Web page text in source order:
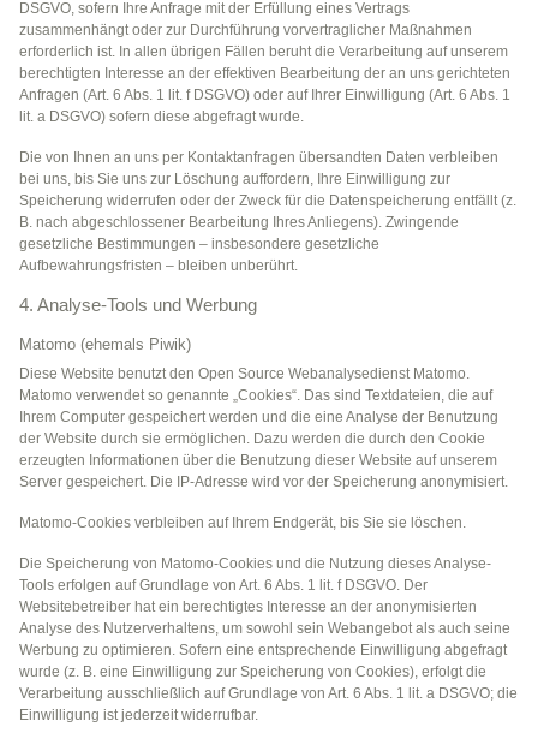
DSGVO, sofern Ihre Anfrage mit der Erfüllung eines Vertrags
zusammenhängt oder zur Durchführung vorvertraglicher Maßnahmen
erforderlich ist. In allen übrigen Fällen beruht die Verarbeitung auf unserem
berechtigten Interesse an der effektiven Bearbeitung der an uns gerichteten
Anfragen (Art. 6 Abs. 1 lit. f DSGVO) oder auf Ihrer Einwilligung (Art. 6 Abs. 1
lit. a DSGVO) sofern diese abgefragt wurde.
Die von Ihnen an uns per Kontaktanfragen übersandten Daten verbleiben
bei uns, bis Sie uns zur Löschung auffordern, Ihre Einwilligung zur
Speicherung widerrufen oder der Zweck für die Datenspeicherung entfällt (z.
B. nach abgeschlossener Bearbeitung Ihres Anliegens). Zwingende
gesetzliche Bestimmungen – insbesondere gesetzliche
Aufbewahrungsfristen – bleiben unberührt.
4. Analyse-Tools und Werbung
Matomo (ehemals Piwik)
Diese Website benutzt den Open Source Webanalysedienst Matomo.
Matomo verwendet so genannte „Cookies“. Das sind Textdateien, die auf
Ihrem Computer gespeichert werden und die eine Analyse der Benutzung
der Website durch sie ermöglichen. Dazu werden die durch den Cookie
erzeugten Informationen über die Benutzung dieser Website auf unserem
Server gespeichert. Die IP-Adresse wird vor der Speicherung anonymisiert.
Matomo-Cookies verbleiben auf Ihrem Endgerät, bis Sie sie löschen.
Die Speicherung von Matomo-Cookies und die Nutzung dieses Analyse-
Tools erfolgen auf Grundlage von Art. 6 Abs. 1 lit. f DSGVO. Der
Websitebetreiber hat ein berechtigtes Interesse an der anonymisierten
Analyse des Nutzerverhaltens, um sowohl sein Webangebot als auch seine
Werbung zu optimieren. Sofern eine entsprechende Einwilligung abgefragt
wurde (z. B. eine Einwilligung zur Speicherung von Cookies), erfolgt die
Verarbeitung ausschließlich auf Grundlage von Art. 6 Abs. 1 lit. a DSGVO; die
Einwilligung ist jederzeit widerrufbar.